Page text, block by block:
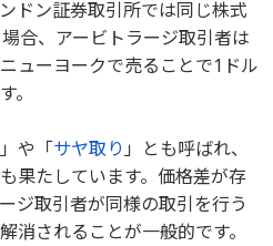
ドン証券取引所では同じ株式
合、アービトラージ取引者は
ューヨークで売ることで1ドル
。
」や「サヤ取り 」とも呼ばれ、
果たしています。価格差が存
ジ取引者が同様の取引を行う
消されることが一般的です。